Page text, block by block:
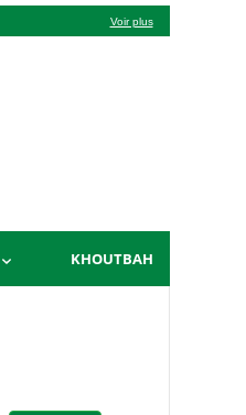
Voir plus
KHOUTBAH